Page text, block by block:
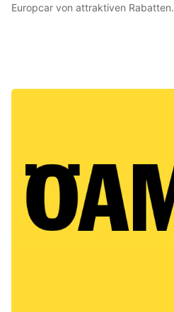
Europcar von attraktiven Rabatten.